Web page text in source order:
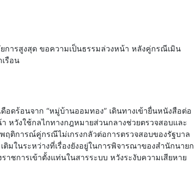
ารสูงสุด ขอความเป็นธรรมล่วงหน้า หลังคู่กรณีเมิน
รือน
ดร้อนจาก “หมู่บ้านออมทอง” เดินทางเข้ายื่นหนังสือต่อ
หวังใช้กลไกทางกฎหมายส่วนกลางช่วยตรวจสอบและ
ฤติการณ์คู่กรณีไม่เกรงกลัวต่อการตรวจสอบของรัฐบาล
มในระหว่างที่เรื่องยังอยู่ในการพิจารณาของสำนักนายก
ชการเข้าตั้งแท่นในสารระบบ หวังระงับความเสียหาย